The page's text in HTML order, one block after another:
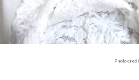
Photo